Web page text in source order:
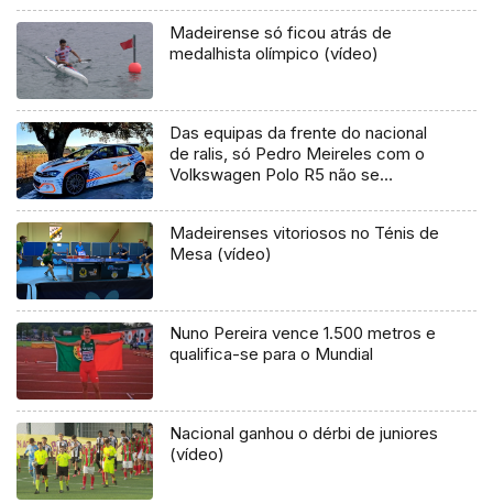
Madeirense só ficou atrás de
medalhista olímpico (vídeo)
Das equipas da frente do nacional
de ralis, só Pedro Meireles com o
Volkswagen Polo R5 não se
campeonato
Madeirenses vitoriosos no Ténis de
Mesa (vídeo)
Nuno Pereira vence 1.500 metros e
qualifica-se para o Mundial
Nacional ganhou o dérbi de juniores
(vídeo)